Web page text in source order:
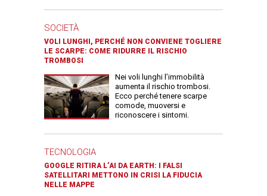
SOCIETÀ
VOLI LUNGHI, PERCHÉ NON CONVIENE TOGLIERE
LE SCARPE: COME RIDURRE IL RISCHIO
TROMBOSI
Nei voli lunghi l’immobilità
aumenta il rischio trombosi.
Ecco perché tenere scarpe
comode, muoversi e
riconoscere i sintomi.
TECNOLOGIA
GOOGLE RITIRA L’AI DA EARTH: I FALSI
SATELLITARI METTONO IN CRISI LA FIDUCIA
NELLE MAPPE